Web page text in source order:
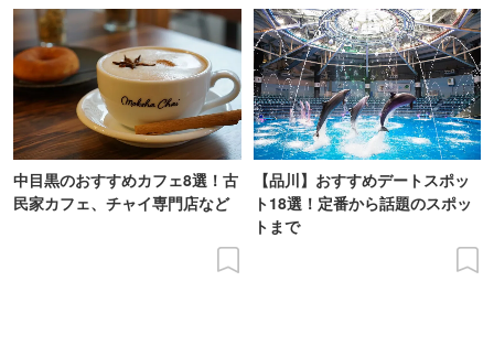
中目黒のおすすめカフェ8選！古
民家カフェ、チャイ専門店など
【品川】おすすめデートスポッ
ト18選！定番から話題のスポッ
トまで